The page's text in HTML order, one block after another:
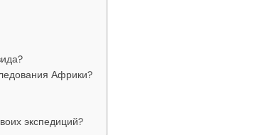
Африки?
экспедиций?